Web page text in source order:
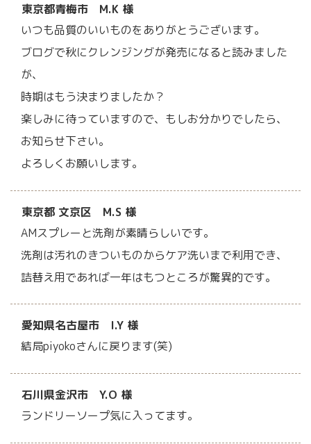
東京都青梅市 M.K 様
いつも品質のいいものをありがとうございます。
ブログで秋にクレンジングが発売になると読みました
が、
時期はもう決まりましたか？
楽しみに待っていますので、もしお分かりでしたら、
お知らせ下さい。
よろしくお願いします。
東京都 文京区 M.S 様
AMスプレーと洗剤が素晴らしいです。
洗剤は汚れのきついものからケア洗いまで利用でき、
詰替え用であれば一年はもつところが驚異的です。
愛知県名古屋市 I.Y 様
結局piyokoさんに戻ります(笑)
石川県金沢市 Y.O 様
ランドリーソープ気に入ってます。